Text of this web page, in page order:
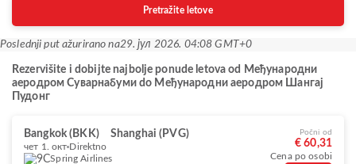
Pretražite letove
Poslednji put ažurirano na29. јул 2026. 04:08 GMT+0
Rezervišite i dobijte najbolje ponude letova od Међународни
аеродром Суварнабуми do Међународни аеродром Шангај
Пудонг
Bangkok (BKK) Shanghai (PVG)
чет 1. окт Direktno
Spring Airlines
Počni od
€ 60,31
Cena po osobi